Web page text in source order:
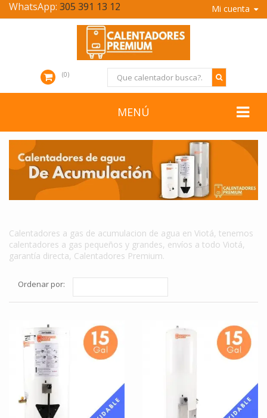
Mi cuenta
WhatsApp: 305 391 13 12
0
MENÚ
Calentadores a gas de acumulacion de agua en Viotá, tenemos
calentadores a gas pequeños y grandes, envíos a todo Viotá,
garantía directa, Calentadores Premium.
Ordenar por: